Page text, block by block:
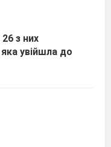
з них
увійшла до